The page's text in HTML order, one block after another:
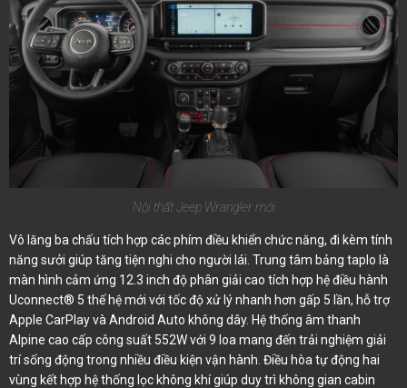
Nội thất Jeep Wrangler mới
Vô lăng ba chấu tích hợp các phím điều khiển chức năng, đi kèm tính
năng sưởi giúp tăng tiện nghi cho người lái. Trung tâm bảng taplo là
màn hình cảm ứng 12.3 inch độ phân giải cao tích hợp hệ điều hành
Uconnect® 5 thế hệ mới với tốc độ xử lý nhanh hơn gấp 5 lần, hỗ trợ
Apple CarPlay và Android Auto không dây. Hệ thống âm thanh
Alpine cao cấp công suất 552W với 9 loa mang đến trải nghiệm giải
trí sống động trong nhiều điều kiện vận hành. Điều hòa tự động hai
vùng kết hợp hệ thống lọc không khí giúp duy trì không gian cabin